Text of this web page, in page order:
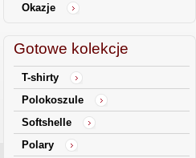
Okazje
Gotowe kolekcje
T-shirty
Polokoszule
Softshelle
Polary